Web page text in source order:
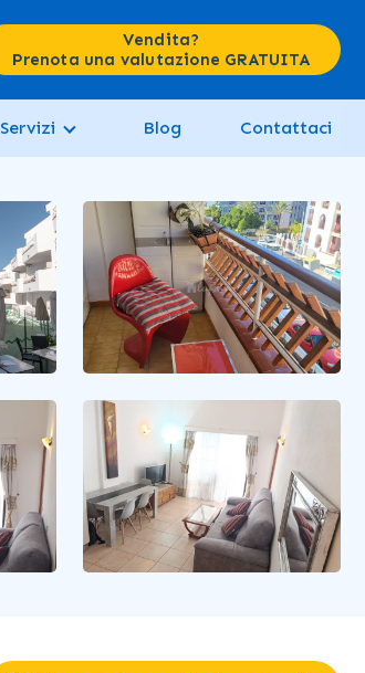
Vendita?
Prenota una valutazione GRATUITA
Servizi Blog Contattaci